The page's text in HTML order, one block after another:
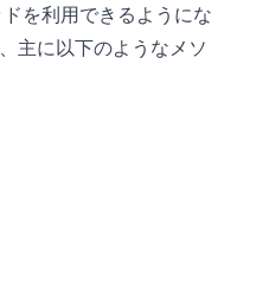
を利用できるようにな
主に以下のようなメソ